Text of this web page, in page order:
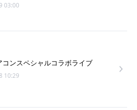
03:00
ンスペシャルコラボライブ
10:29